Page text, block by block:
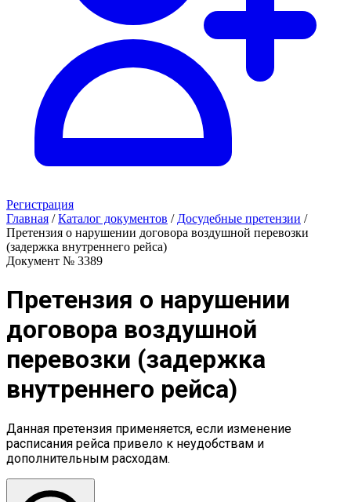
Регистрация
Главная / Каталог документов / Досудебные претензии /
Претензия о нарушении договора воздушной перевозки
(задержка внутреннего рейса)
Документ № 3389
Претензия о нарушении
договора воздушной
перевозки (задержка
внутреннего рейса)
Данная претензия применяется, если изменение
расписания рейса привело к неудобствам и
дополнительным расходам.